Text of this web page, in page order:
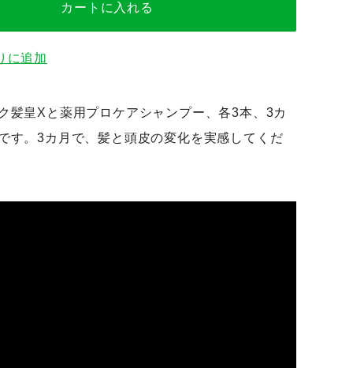
カートに入れる
に追加
髪皇Xと薬用プロケアシャンプー、各3本、3カ
す。3カ月で、髪と頭皮の変化を実感してくだ